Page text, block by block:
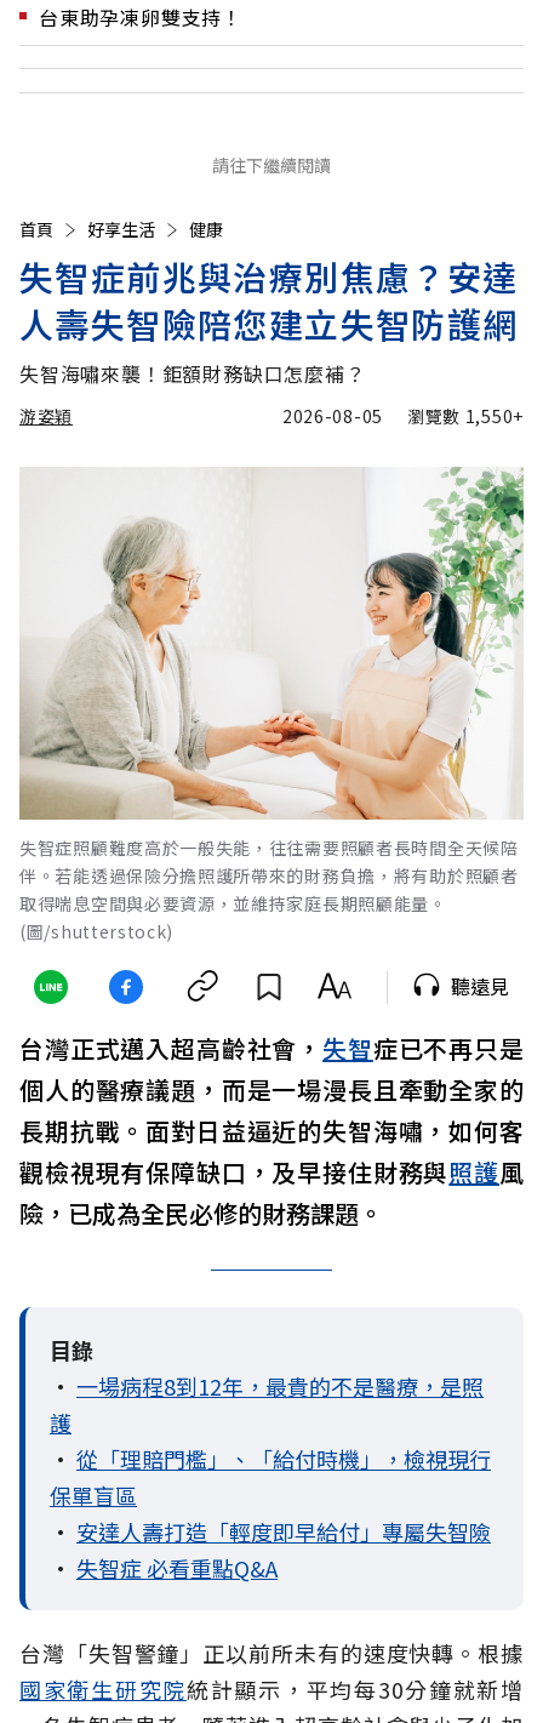
台東助孕凍卵雙支持！
請往下繼續閱讀
首頁 好享生活 健康
失智症前兆與治療別焦慮？安達
人壽失智險陪您建立失智防護網
失智海嘯來襲！鉅額財務缺口怎麼補？
游姿穎 2026-08-05 瀏覽數 1,550+
失智症照顧難度高於一般失能，往往需要照顧者長時間全天候陪
伴。若能透過保險分擔照護所帶來的財務負擔，將有助於照顧者
取得喘息空間與必要資源，並維持家庭長期照顧能量。
(圖/shutterstock)
聽遠見
台灣正式邁入超高齡社會， 失智症已不再只是
個人的醫療議題，而是一場漫長且牽動全家的
長期抗戰。面對日益逼近的失智海嘯，如何客
觀檢視現有保障缺口，及早接住財務與照護風
險，已成為全民必修的財務課題。
目錄
• 一場病程8到12年，最貴的不是醫療，是照
護
• 從「理賠門檻」、「給付時機」，檢視現行
保單盲區
• 安達人壽打造「輕度即早給付」專屬失智險
• 失智症 必看重點Q&A
台灣「失智警鐘」正以前所未有的速度快轉。根據
國家衛生研究院統計顯示，平均每30分鐘就新增